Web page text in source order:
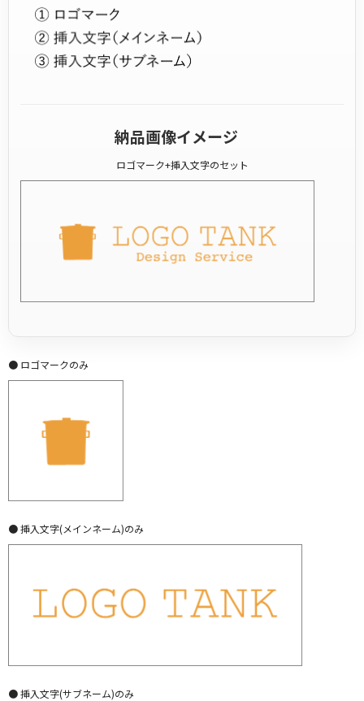
納品画像イメージ
ロゴマーク+挿入文字のセット
● ロゴマークのみ
● 挿入文字(メインネーム)のみ
● 挿入文字(サブネーム)のみ